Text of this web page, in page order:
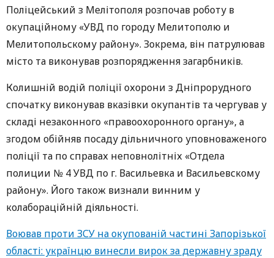
Поліцейський з Мелітополя розпочав роботу в
окупаційному «УВД по городу Мелитополю и
Мелитопольскому району». Зокрема, він патрулював
місто та виконував розпорядження загарбників.
Колишній водій поліції охорони з Дніпрорудного
спочатку виконував вказівки окупантів та чергував у
складі незаконного «правоохоронного органу», а
згодом обійняв посаду дільничного уповноваженого
поліції та по справах неповнолітніх «Отдела
полиции № 4 УВД по г. Васильевка и Васильевскому
району». Його також визнали винним у
колабораційній діяльності.
Воював проти ЗСУ на окупованій частині Запорізької
області: українцю винесли вирок за державну зраду